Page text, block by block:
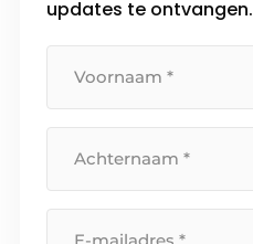
updates te ontvangen.